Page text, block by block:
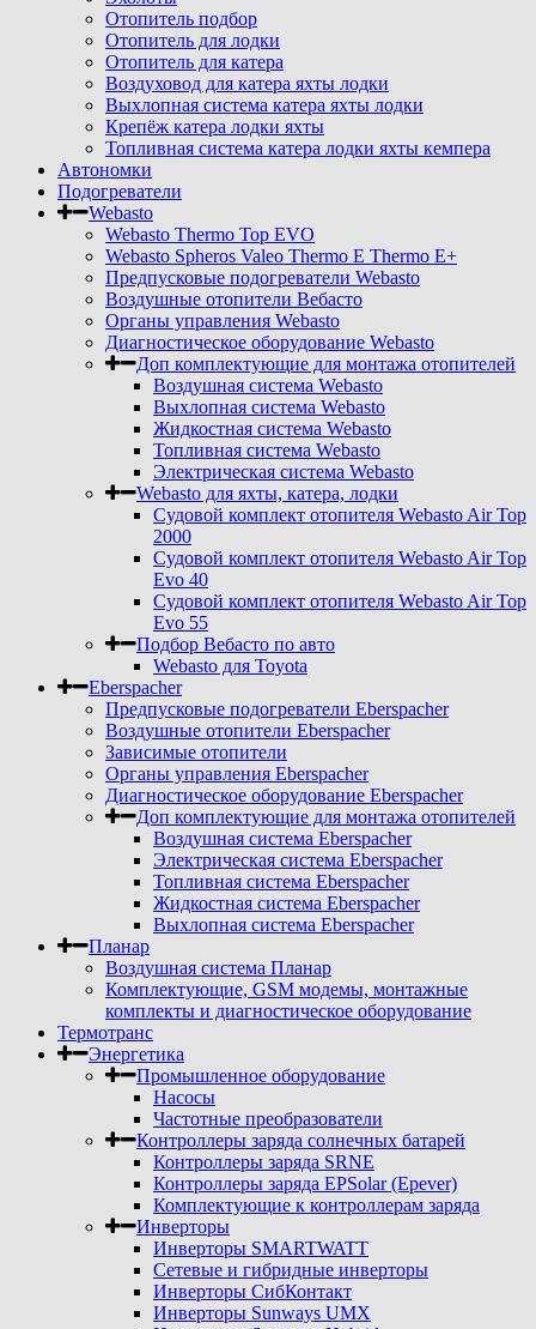
Отопитель подбор
Отопитель для лодки
Отопитель для катера
Воздуховод для катера яхты лодки
Выхлопная система катера яхты лодки
Крепёж катера лодки яхты
Топливная система катера лодки яхты кемпера
Автономки
Подогреватели
Webasto
Webasto Thermo Top EVO
Webasto Spheros Valeo Thermo E Thermo E+
Предпусковые подогреватели Webasto
Воздушные отопители Вебасто
Органы управления Webasto
Диагностическое оборудование Webasto
Доп комплектующие для монтажа отопителей
Воздушная система Webasto
Выхлопная система Webasto
Жидкостная система Webasto
Топливная система Webasto
Электрическая система Webasto
Webasto для яхты, катера, лодки
Судовой комплект отопителя Webasto Air Top
2000
Судовой комплект отопителя Webasto Air Top
Evo 40
Судовой комплект отопителя Webasto Air Top
Evo 55
Подбор Вебасто по авто
Webasto для Toyota
Eberspacher
Предпусковые подогреватели Eberspacher
Воздушные отопители Eberspacher
Зависимые отопители
Органы управления Eberspacher
Диагностическое оборудование Eberspacher
Доп комплектующие для монтажа отопителей
Воздушная система Eberspacher
Электрическая система Eberspacher
Топливная система Eberspacher
Жидкостная система Eberspacher
Выхлопная система Eberspacher
Планар
Воздушная система Планар
Комплектующие, GSM модемы, монтажные
комплекты и диагностическое оборудование
Термотранс
Энергетика
Промышленное оборудование
Насосы
Частотные преобразователи
Контроллеры заряда солнечных батарей
Контроллеры заряда SRNE
Контроллеры заряда EPSolar (Epever)
Комплектующие к контроллерам заряда
Инверторы
Инверторы SMARTWATT
Сетевые и гибридные инверторы
Инверторы СибКонтакт
Инверторы Sunways UMX